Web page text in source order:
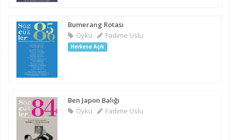
Bumerang Rotası
Öykü
Fadime Uslu
Herkese Açık
Ben Japon Balığı
Öykü
Fadime Uslu